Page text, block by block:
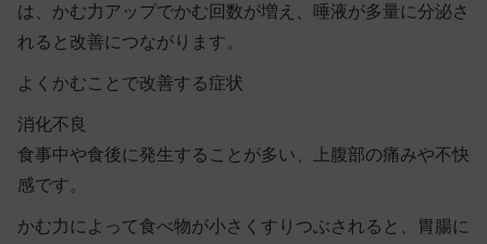
は、かむ力アップでかむ回数が増え、唾液が多量に分泌さ
れると改善につながります。
よくかむことで改善する症状
消化不良
食事中や食後に発生することが多い、上腹部の痛みや不快
感です。
かむ力によって食べ物が小さくすりつぶされると、胃腸に